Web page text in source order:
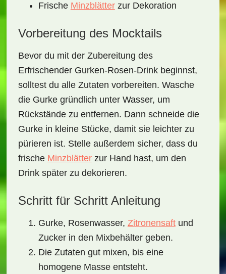
Frische Minzblätterzur Dekoration
Vorbereitung des Mocktails
Bevor du mit der Zubereitung des
Erfrischender Gurken-Rosen-Drinkbeginnst,
solltest du alle Zutaten vorbereiten. Wasche
die Gurke gründlich unter Wasser, um
Rückstände zu entfernen. Dann schneide die
Gurke in kleine Stücke, damit sie leichter zu
pürieren ist. Stelle außerdem sicher, dass du
frische Minzblätterzur Hand hast, um den
Drink später zu dekorieren.
Schritt für Schritt Anleitung
Gurke, Rosenwasser, Zitronensaftund
Zucker in den Mixbehälter geben.
Die Zutaten gut mixen, bis eine
homogene Masse entsteht.